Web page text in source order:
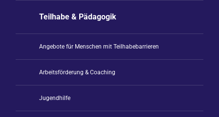
Teilhabe & Pädagogik
Angebote für Menschen mit Teilhabebarrieren
Arbeitsförderung & Coaching
Jugendhilfe